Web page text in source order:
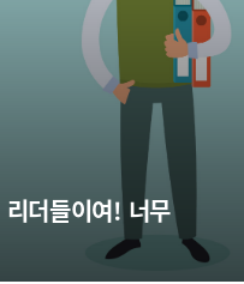
더들이여! 너무